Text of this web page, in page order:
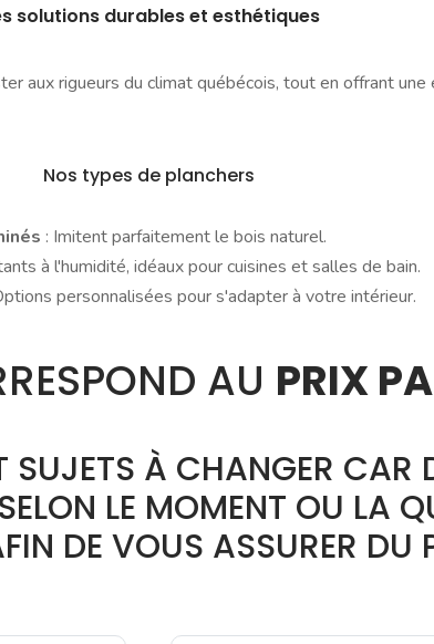
solutions durables et esthétiques
aux rigueurs du climat québécois, tout en offrant
Nos types de planchers
: Imitent parfaitement le bois naturel.
à l'humidité, idéaux pour cuisines et salles de bain.
personnalisées pour s'adapter à votre intérieur.
AU PRIX
SUJETS À CHANGER CAR
LE MOMENT OU LA
DE VOUS ASSURER DU